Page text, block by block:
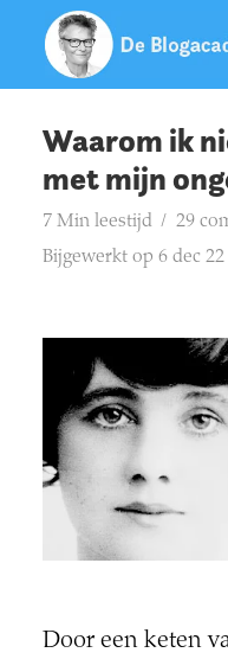
Waarom ik
met mijn
7 Min leestijd
29
Bijgewerkt op 6 dec 22
Door een keten